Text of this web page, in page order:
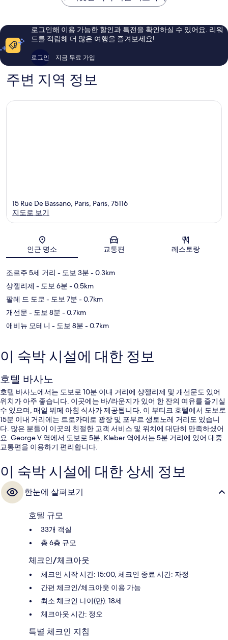
이
용
후
기
830
개
이
로그인해 이용 가능한 할인과 특전을 확인하실 수 있어요. 리워
드를 적립해 더 많은 여행을 즐겨보세요!
로그인 지금 무료 가입
주변 지역 정보
지도
15 Rue De Bassano, Paris, Paris, 75116
지도로 보기
인근 명소 교통편 레스토랑
조르주 5세 거리 - 도보 3분 - 0.3km
샹젤리제 - 도보 6분 - 0.5km
팔레 드 도쿄 - 도보 7분 - 0.7km
개선문 - 도보 8분 - 0.7km
애비뉴 모테니 - 도보 8분 - 0.7km
이 숙박 시설에 대한 정보
호텔 바사노
호텔 바사노에서는 도보로 10분 이내 거리에 샹젤리제 및 개선문도 있어
위치가 아주 좋습니다. 이곳에는 바/라운지가 있어 한 잔의 여유를 즐기실
수 있으며, 매일 뷔페 아침 식사가 제공됩니다. 이 부티크 호텔에서 도보로
15분 이내 거리에는 트로카데로 광장 및 포부르 생토노레 거리도 있습니
다. 많은 분들이 이곳의 친절한 고객 서비스 및 위치에 대단히 만족하셨어
요. George V 역에서 도보로 5분, Kleber 역에서는 5분 거리에 있어 대중
교통편을 이용하기 편리합니다.
이 숙박 시설에 대한 상세 정보
한눈에 살펴보기
호텔 규모
33개 객실
총 6층 규모
체크인/체크아웃
체크인 시작 시간: 15:00, 체크인 종료 시간: 자정
간편 체크인/체크아웃 이용 가능
최소 체크인 나이(만): 18세
체크아웃 시간: 정오
특별 체크인 지침